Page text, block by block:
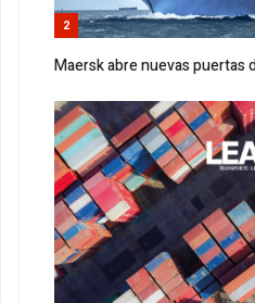
2
Maersk abre nuevas puertas